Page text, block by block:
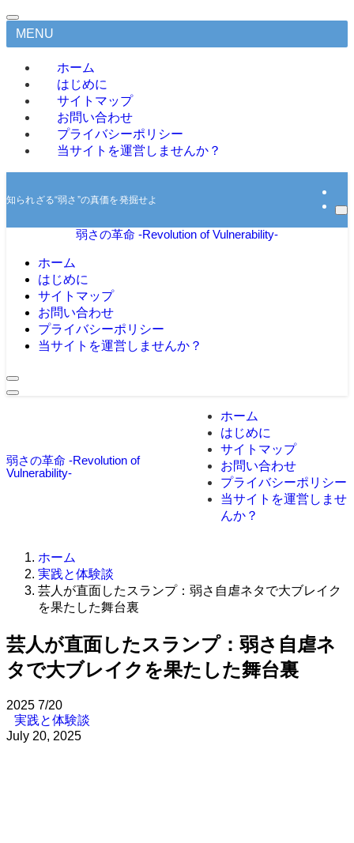
MENU
ホーム
はじめに
サイトマップ
お問い合わせ
プライバシーポリシー
当サイトを運営しませんか？
知られざる“弱さ”の真価を発掘せよ
弱さの革命 -Revolution of Vulnerability-
ホーム
はじめに
サイトマップ
お問い合わせ
プライバシーポリシー
当サイトを運営しませんか？
弱さの革命 -Revolution of
Vulnerability-
ホーム
はじめに
サイトマップ
お問い合わせ
プライバシーポリシー
当サイトを運営しませ
んか？
ホーム
実践と体験談
芸人が直面したスランプ：弱さ自虐ネタで大ブレイク
を果たした舞台裏
芸人が直面したスランプ：弱さ自虐ネ
タで大ブレイクを果たした舞台裏
2025 7/20
実践と体験談
July 20, 2025